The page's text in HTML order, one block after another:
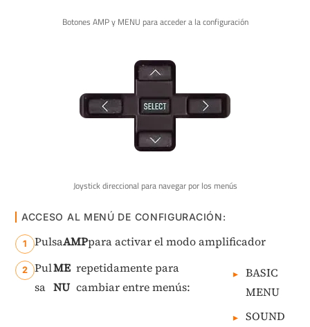
Botones AMP y MENU para acceder a la configuración
Joystick direccional para navegar por los menús
ACCESO AL MENÚ DE CONFIGURACIÓN:
PulsaAMPpara activar el modo amplificador
Pul
sa
ME
NU
repetidamente para
cambiar entre menús:
BASIC
MENU
SOUND